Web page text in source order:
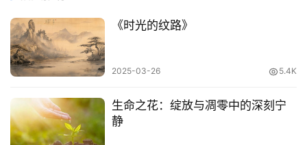
网
址
《时光的纹路》
2025-03-26 5.4K
生命之花：绽放与凋零中的深刻宁
静